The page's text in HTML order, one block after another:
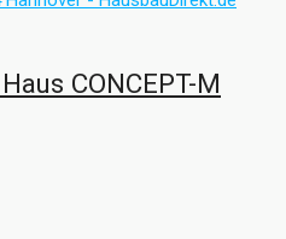
CONCEPT-M